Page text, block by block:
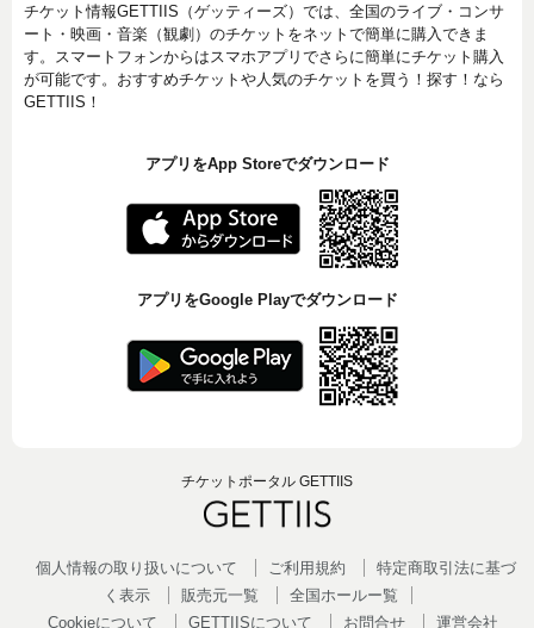
チケット情報GETTIIS（ゲッティーズ）では、全国のライブ・コンサ
ート・映画・音楽（観劇）のチケットをネットで簡単に購入できま
す。スマートフォンからはスマホアプリでさらに簡単にチケット購入
が可能です。おすすめチケットや人気のチケットを買う！探す！なら
GETTIIS！
アプリをApp Storeでダウンロード
アプリをGoogle Playでダウンロード
チケットポータル GETTIIS
個人情報の取り扱いについて ご利用規約
特定商取引法に基づ
く表示
販売元一覧
全国ホールー覧
Cookieについて
GETTIISについて お問合せ 運営会社